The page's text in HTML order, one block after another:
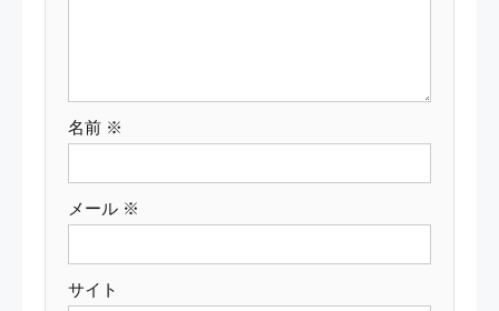
名前 ※
メール ※
サイト